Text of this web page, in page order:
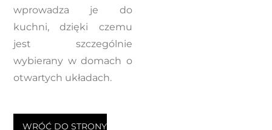
wprowadza je do
kuchni, dzięki czemu
jest szczególnie
wybierany w domach o
otwartych układach.
WRÓĆ DO STRONY